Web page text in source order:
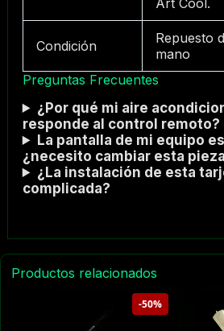
Art Cool.
Condición
Repuesto
mano
Preguntas Frecuentes
¿Por qué mi aire
responde al control remoto?
La pantalla de mi equipo
¿necesito cambiar esta
¿La instalación de esta
complicada?
Productos relacionados
-50%